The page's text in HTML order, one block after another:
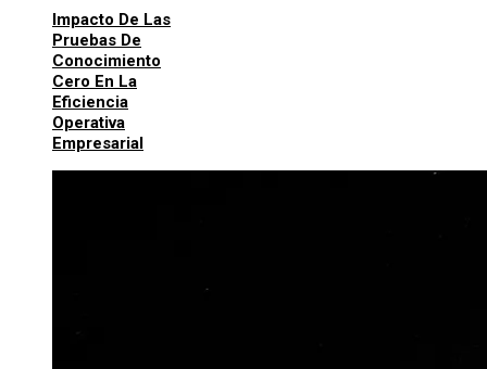
Impacto De Las
Pruebas De
Conocimiento
Cero En La
Eficiencia
Operativa
Empresarial